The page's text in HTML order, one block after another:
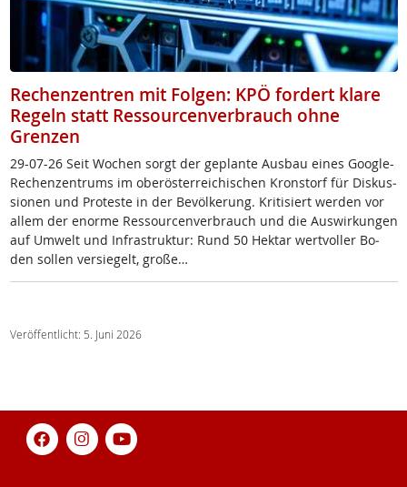
Rechenzentren mit Folgen: KPÖ fordert klare
Regeln statt Ressourcenverbrauch ohne
Grenzen
29-07-26 Seit Wo­chen sorgt der ge­plan­te Aus­bau ei­nes Goog­le-
Re­chen­zen­trums im ober­ös­t­er­rei­chi­schen Kron­s­torf für Dis­kus­
sio­nen und Pro­tes­te in der Be­völ­ke­rung. Kri­ti­siert wer­den vor
al­lem der enor­me Res­sour­cen­ver­brauch und die Aus­wir­kun­gen
auf Um­welt und In­fra­struk­tur: Rund 50 Hektar wert­vol­ler Bo­
den sol­len ver­sie­gelt, gro­ße…
Veröffentlicht: 5. Juni 2026